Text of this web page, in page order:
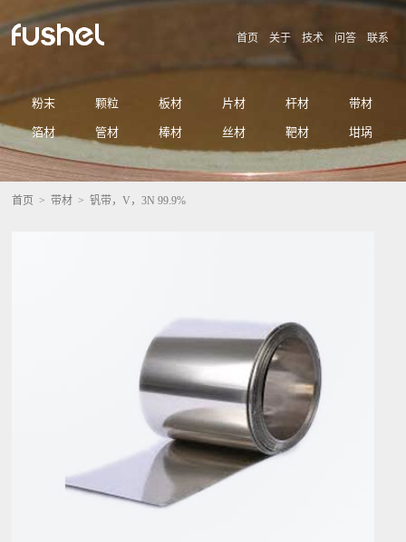
首页 关于 技术 问答 联系
粉末 颗粒 板材 片材 杆材 带材
箔材 管材 棒材 丝材 靶材 坩埚
首页 > 带材 > 钒带，V，3N 99.9%